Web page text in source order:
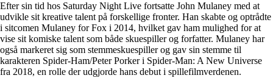
Efter sin tid hos Saturday Night Live fortsatte John Mulaney med at
udvikle sit kreative talent på forskellige fronter. Han skabte og optrådte
i sitcomen Mulaney for Fox i 2014, hvilket gav ham mulighed for at
vise sit komiske talent som både skuespiller og forfatter. Mulaney har
også markeret sig som stemmeskuespiller og gav sin stemme til
karakteren Spider-Ham/Peter Porker i Spider-Man: A New Universe
fra 2018, en rolle der udgjorde hans debut i spillefilmverdenen.